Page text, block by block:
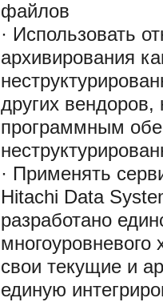
файлов
· Использовать
архивирования
других вендоров,
программным
· Применять
Hitachi Data
разработано
свои текущие и
единую